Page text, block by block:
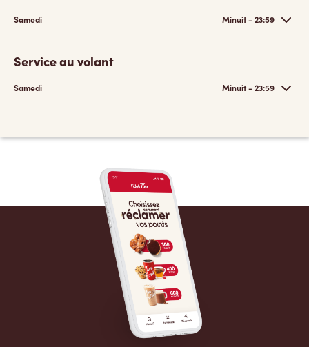
Samedi Minuit - 23:59
Service au volant
Samedi Minuit - 23:59